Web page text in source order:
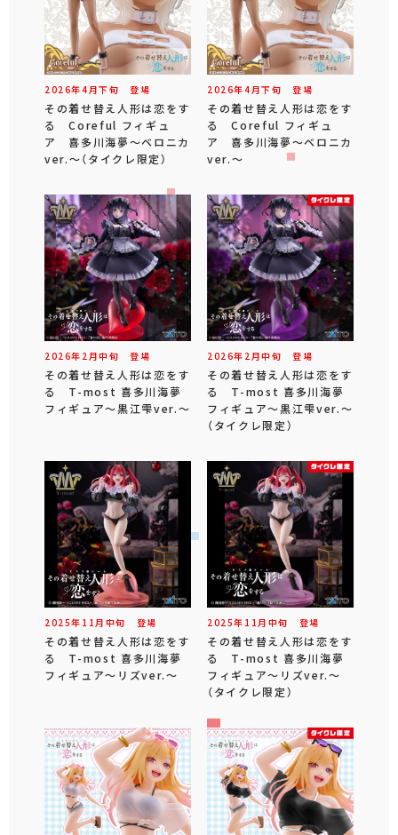
2026年4 月下旬 登場
その着せ替え人形は恋をす
る Coreful フィギュ
ア 喜多川海夢～ベロニカ
ver.～（タイクレ限定）
2026年4 月下旬 登場
その着せ替え人形は恋をす
る Coreful フィギュ
ア 喜多川海夢～ベロニカ
ver.～
2026年 2 月中旬 登場
その着せ替え人形は恋をす
る T-most 喜多川海夢
フィギュア～黒江雫ver.～
2026年 2 月中旬 登場
その着せ替え人形は恋をす
る T-most 喜多川海夢
フィギュア～黒江雫ver.～
（タイクレ限定）
2025年 11 月 中旬 登場
その着せ替え人形は恋をす
る T-most 喜多川海夢
フィギュア～リズver.～
2025年 11 月 中旬 登場
その着せ替え人形は恋をす
る T-most 喜多川海夢
フィギュア～リズver.～
（タイクレ限定）